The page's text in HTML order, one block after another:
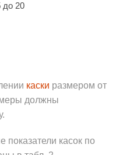
до 20
каски размером от
должны
касок по